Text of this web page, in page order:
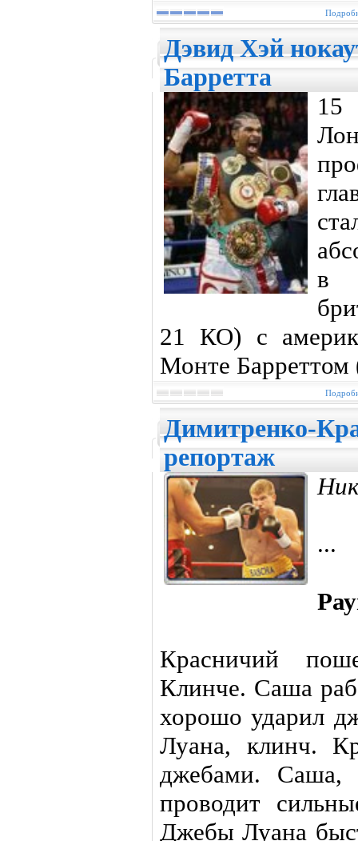
Дэвид Хэй
Барретта
15
в
21 КО) с
Монте
Димитренко-
репортаж
...
Красничий
Клинче. Саша
хорошо ударил
Луана, клинч.
джебами. Саша,
проводит
Джебы Луана